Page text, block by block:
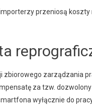
przeniosą
zarządzania
za tzw.
wyłącznie do